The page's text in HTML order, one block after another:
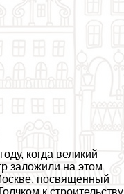
когда великий
заложили на этом
посвященный